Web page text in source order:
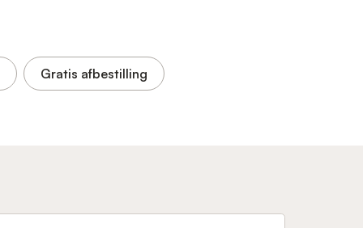
Gratis afbestilling